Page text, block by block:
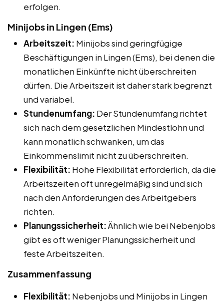
erfolgen.
Minijobs in Lingen (Ems)
Arbeitszeit: Minijobs sind geringfügige
Beschäftigungen in Lingen (Ems), bei denen die
monatlichen Einkünfte nicht überschreiten
dürfen. Die Arbeitszeit ist daher stark begrenzt
und variabel.
Stundenumfang: Der Stundenumfang richtet
sich nach dem gesetzlichen Mindestlohn und
kann monatlich schwanken, um das
Einkommenslimit nicht zu überschreiten.
Flexibilität: Hohe Flexibilität erforderlich, da die
Arbeitszeiten oft unregelmäßig sind und sich
nach den Anforderungen des Arbeitgebers
richten.
Planungssicherheit:Ähnlich wie bei Nebenjobs
gibt es oft weniger Planungssicherheit und
feste Arbeitszeiten.
Zusammenfassung
Flexibilität: Nebenjobs und Minijobs in Lingen